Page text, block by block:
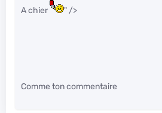
A chier " />
Comme ton commentaire